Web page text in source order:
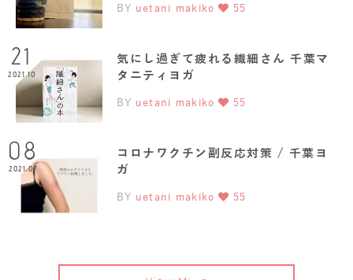
BY uetani makiko 55
21
2021.10
気にし過ぎて疲れる繊細さん 千葉マ
タニティヨガ
BY uetani makiko 55
08
2021.07
コロナワクチン副反応対策 / 千葉ヨ
ガ
BY uetani makiko 55